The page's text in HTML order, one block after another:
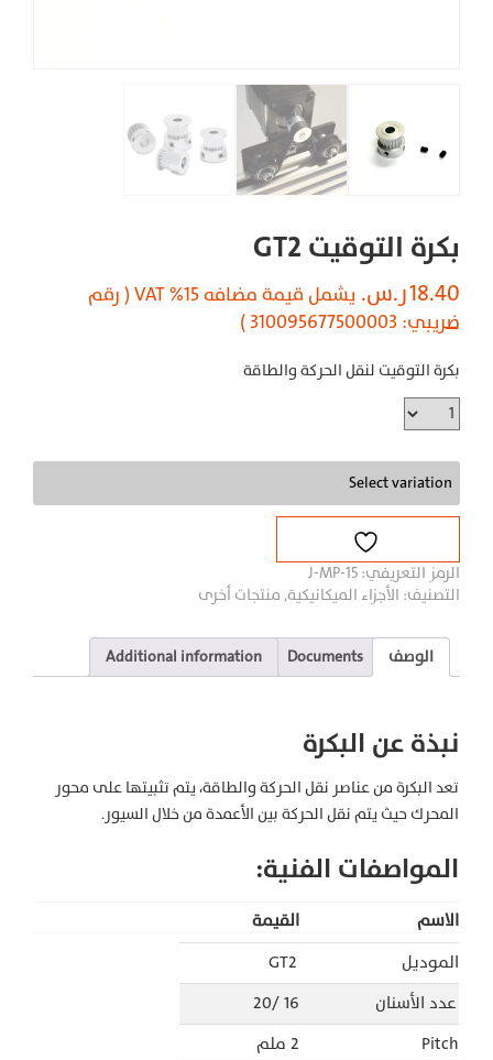
بكرة التوقيت GT2
18.40ر.س.
يشمل قيمة مضافه 15% VAT ( رقم
ضريبي: 310095677500003 )
بكرة التوقيت لنقل الحركة والطاقة
بكرة
التوقيت
quantity
Select variation
الرمز التعريفي:J-MP-15
التصنيف: الأجزاء الميكانيكية,منتجات أخرى
الوصف Documents
Additional information
نبذة عن البكرة
تعد البكرة من عناصر نقل الحركة والطاقة، يتم تثبيتها على محور
المحرك حيث يتم نقل الحركة بين الأعمدة من خلال السيور.
المواصفات الفنية:
الاسم
القيمة
الموديل
عدد الأسنان
16 /20
Pitch
2 ملم